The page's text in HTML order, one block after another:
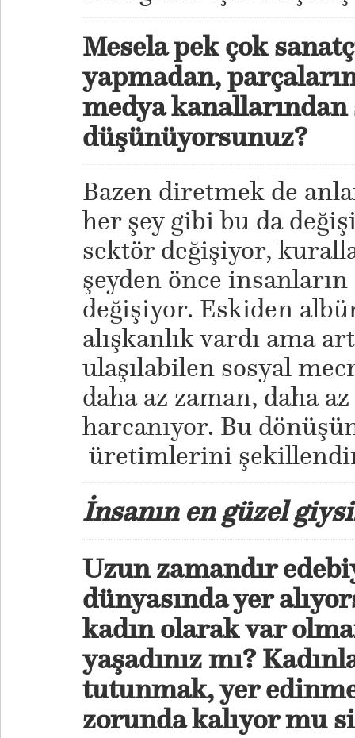
Mesela pek çok
yapmadan,
medya
düşünüyorsunuz?
Bazen diretmek de
her şey gibi bu da
sektör değişiyor,
şeyden önce insanların
değişiyor. Eskiden
alışkanlık vardı ama
ulaşılabilen sosyal
daha az zaman, daha
harcanıyor. Bu
üretimlerini
İnsanın en güzel
Uzun zamandır
dünyasında yer
kadın olarak var
yaşadınız mı?
tutunmak, yer
zorunda kalıyor mu